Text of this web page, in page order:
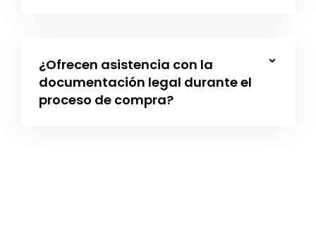
¿Ofrecen asistencia con la
documentación legal durante el
proceso de compra?